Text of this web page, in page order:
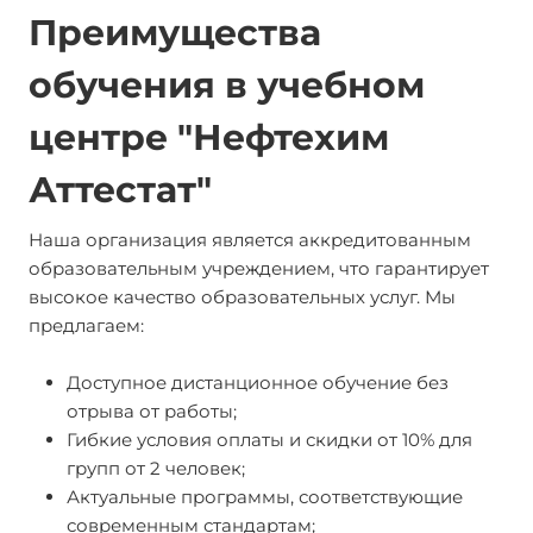
Преимущества
обучения в учебном
центре "Нефтехим
Аттестат"
Наша организация является аккредитованным
образовательным учреждением, что гарантирует
высокое качество образовательных услуг. Мы
предлагаем:
Доступное дистанционное обучение без
отрыва от работы;
Гибкие условия оплаты и скидки от 10% для
групп от 2 человек;
Актуальные программы, соответствующие
современным стандартам;